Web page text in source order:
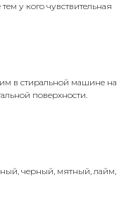
у кого чувствительная
в стиральной машине на
поверхности.
черный, мятный, лайм,